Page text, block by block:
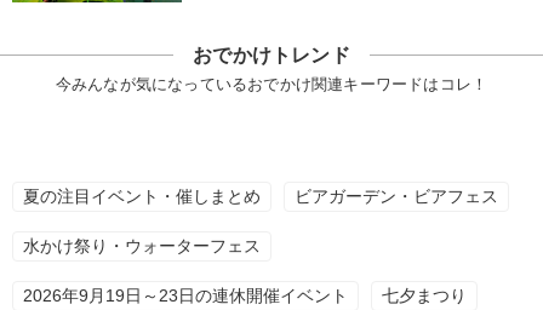
おでかけトレンド
今みんなが気になっているおでかけ関連キーワードはコレ！
夏の注目イベント・催しまとめ ビアガーデン・ビアフェス
水かけ祭り・ウォーターフェス
2026年9月19日～23日の連休開催イベント 七夕まつり